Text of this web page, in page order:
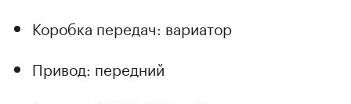
Коробка передач: вариатор
Привод: передний